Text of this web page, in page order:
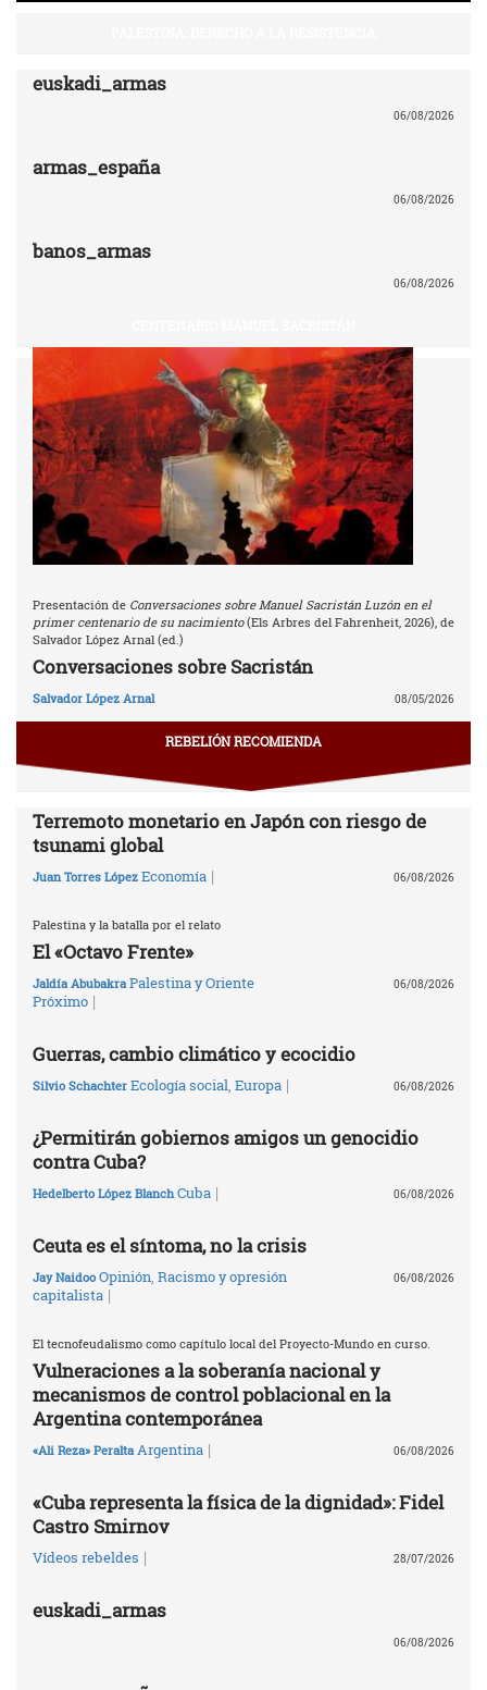
euskadi_armas
06/08/2026
armas_españa
06/08/2026
banos_armas
06/08/2026
Presentación de Conversaciones sobre Manuel Sacristán Luzón en el
primer centenario de su nacimiento(Els Arbres del Fahrenheit, 2026), de
Salvador López Arnal (ed.)
Conversaciones sobre Sacristán
Salvador López Arnal 08/05/2026
REBELIÓN RECOMIENDA
Terremoto monetario en Japón con riesgo de
tsunami global
Juan Torres López Economía | 06/08/2026
Palestina y la batalla por el relato
El «Octavo Frente»
Jaldía Abubakra Palestina y Oriente
Próximo |
06/08/2026
Guerras, cambio climático y ecocidio
Silvio Schachter Ecología social Europa | 06/08/2026
¿Permitirán gobiernos amigos un genocidio
contra Cuba?
Hedelberto López Blanch Cuba | 06/08/2026
Ceuta es el síntoma, no la crisis
Jay Naidoo Opinión Racismo y opresión
capitalista |
06/08/2026
El tecnofeudalismo como capítulo local del Proyecto-Mundo en curso.
Vulneraciones a la soberanía nacional y
mecanismos de control poblacional en la
Argentina contemporánea
«Ali Reza» Peralta Argentina | 06/08/2026
«Cuba representa la física de la dignidad»: Fidel
Castro Smirnov
Vídeos rebeldes | 28/07/2026
euskadi_armas
06/08/2026